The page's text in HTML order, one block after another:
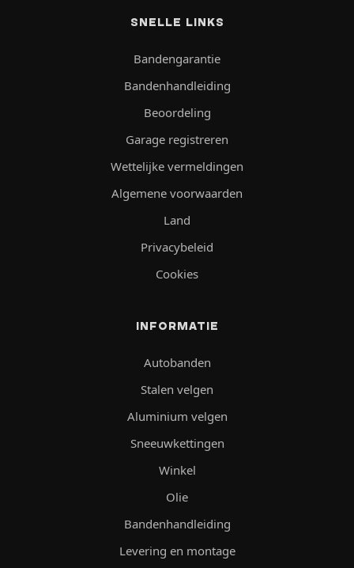
SNELLE LINKS
Bandengarantie
Bandenhandleiding
Beoordeling
Garage registreren
Wettelijke vermeldingen
Algemene voorwaarden
Land
Privacybeleid
Cookies
INFORMATIE
Autobanden
Stalen velgen
Aluminium velgen
Sneeuwkettingen
Winkel
Olie
Bandenhandleiding
Levering en montage